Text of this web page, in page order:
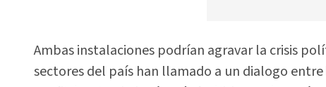
Ambas instalaciones podrían agravar la crisis
sectores del país han llamado a un dialogo